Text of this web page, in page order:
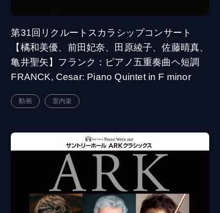
第31回リクルートスカラシップコンサート
【橘和美優、前田妃奈、田原綾子、佐藤晴真、
亀井聖矢】フランク：ピアノ五重奏曲ヘ短調
FRANCK, Cesar: Piano Quintet in F minor
動画 室内楽